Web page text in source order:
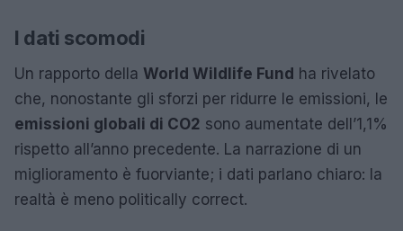
I dati scomodi
Un rapporto della World Wildlife Fund ha rivelato
che, nonostante gli sforzi per ridurre le emissioni, le
emissioni globali di CO2 sono aumentate dell’1,1%
rispetto all’anno precedente. La narrazione di un
miglioramento è fuorviante; i dati parlano chiaro: la
realtà è meno politically correct.